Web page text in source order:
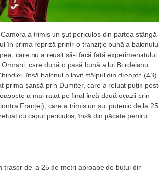
a trimis un șut periculos din partea stângă
în prima repriză printr-o tranziție bună a balonului
care nu a reușit să-i facă față experimenatului
care după o pasă bună a lui Bordeianu
însă balonul a lovit stâlpul din dreapta (43).
prima șansă prin Dumiter, care a reluat puțin
a mai ratat pe final încă două ocazii prin
Franței), care a trimis un șut putenic de la 25
cu capul periculos, însă din păcate pentru
trasor de la 25 de metri aproape de butul din